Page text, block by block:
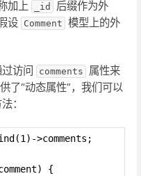
加上
_id
后缀作为外
设 Comment 模型上的外
访问 comments
属性来
了“动态属性”，我们可以
：
>comments;
{